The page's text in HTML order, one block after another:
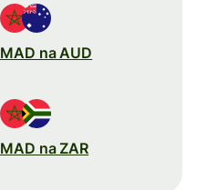
MAD na AUD
MAD na ZAR